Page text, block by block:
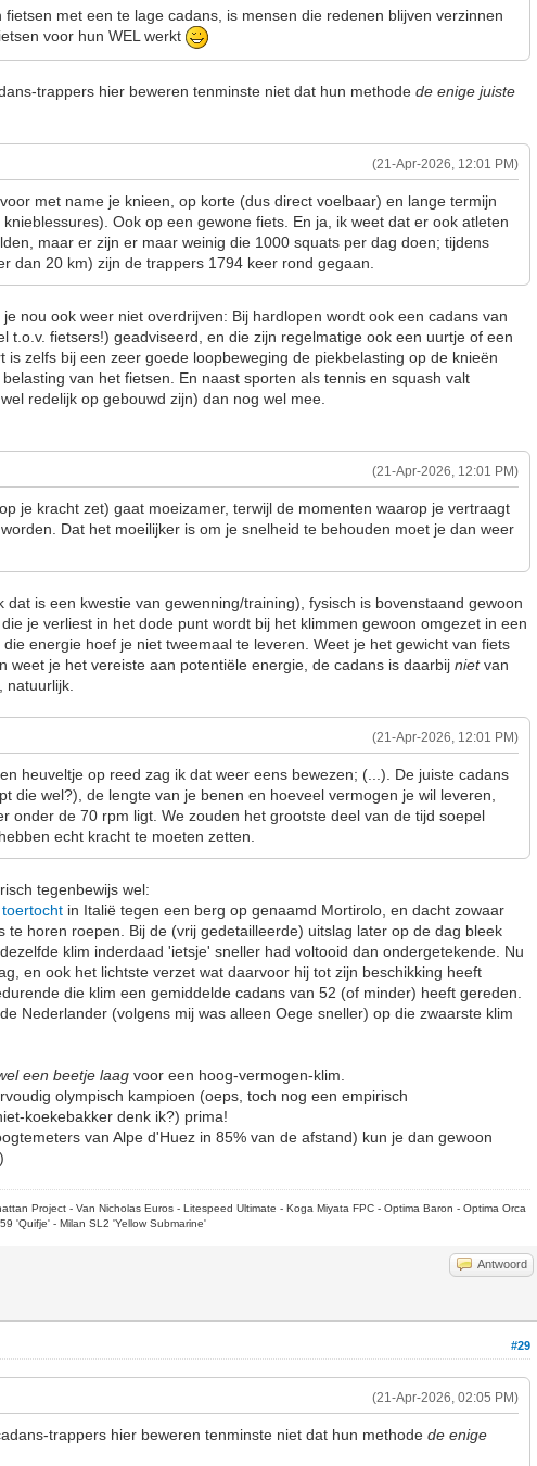
met een te lage cadans, is mensen die redenen blijven verzinnen
voor hun WEL werkt
trappers hier beweren tenminste niet dat hun methodede enige juiste
(21-Apr-2026, 12:01 PM)
met name je knieen, op korte (dus direct voelbaar) en lange termijn
Ook op een gewone fiets. En ja, ik weet dat er ook atleten
maar er zijn er maar weinig die 1000 squats per dag doen; tijdens
dan 20 km) zijn de trappers 1794 keer rond gegaan.
nou ook weer niet overdrijven: Bij hardlopen wordt ook een cadans van
t.o.v. fietsers!) geadviseerd, en die zijn regelmatige ook een uurtje of een
zelfs bij een zeer goede loopbeweging de piekbelasting op de knieën
van het fietsen. En naast sporten als tennis en squash valt
redelijk op gebouwd zijn) dan nog wel mee.
(21-Apr-2026, 12:01 PM)
je kracht zet) gaat moeizamer, terwijl de momenten waarop je vertraagt
Dat het moeilijker is om je snelheid te behouden moet je dan weer
is een kwestie van gewenning/training), fysisch is bovenstaand gewoon
je verliest in het dode punt wordt bij het klimmen gewoon omgezet in een
energie hoef je niet tweemaal te leveren. Weet je het gewicht van fiets
weet je het vereiste aan potentiële energie, de cadans is daarbijnietvan
natuurlijk.
(21-Apr-2026, 12:01 PM)
heuveltje op reed zag ik dat weer eens bewezen; (...). De juiste cadans
die wel?), de lengte van je benen en hoeveel vermogen je wil leveren,
onder de 70 rpm ligt. We zouden het grootste deel van de tijd soepel
echt kracht te moeten zetten.
tegenbewijs wel:
toertocht in Italië tegen een berg op genaamd Mortirolo, en dacht zowaar
te horen roepen. Bij de (vrij gedetailleerde) uitslag later op de dag bleek
dezelfde klim inderdaad 'ietsje' sneller had voltooid dan ondergetekende. Nu
en ook het lichtste verzet wat daarvoor hij tot zijn beschikking heeft
die klim een gemiddelde cadans van 52 (of minder) heeft gereden.
Nederlander (volgens mij was alleen Oege sneller) op die zwaarste klim
een beetje laag voor een hoog-vermogen-klim.
olympisch kampioen (oeps, toch nog een empirisch
koekebakker denk ik?) prima!
van Alpe d'Huez in 85% van de afstand) kun je dan gewoon
)
Project - Van Nicholas Euros - Litespeed Ultimate - Koga Miyata FPC - Optima Baron - Optima Orca
'Quifje' - Milan SL2 'Yellow Submarine'
Antwoord
#29
(21-Apr-2026, 02:05 PM)
trappers hier beweren tenminste niet dat hun methodede enige